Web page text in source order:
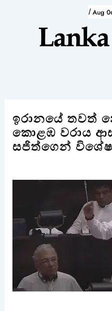
/ Aug
ඉරානයේ තවත්
කොළඹ වරාය
සජිත්ගෙන් විශේෂ